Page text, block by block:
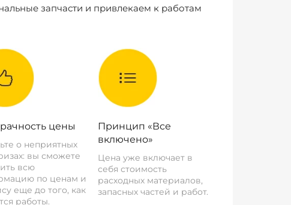
запчасти и привлекаем к работам
цены
о неприятных
вы сможете
всю
по ценам и
еще до того, как
работы.
Принцип «Все
включено»
Цена уже включает в
себя стоимость
расходных материалов,
запасных частей и работ.